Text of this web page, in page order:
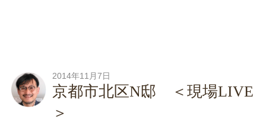
2014年11月7日
京都市北区N邸 ＜現場LIVE
＞